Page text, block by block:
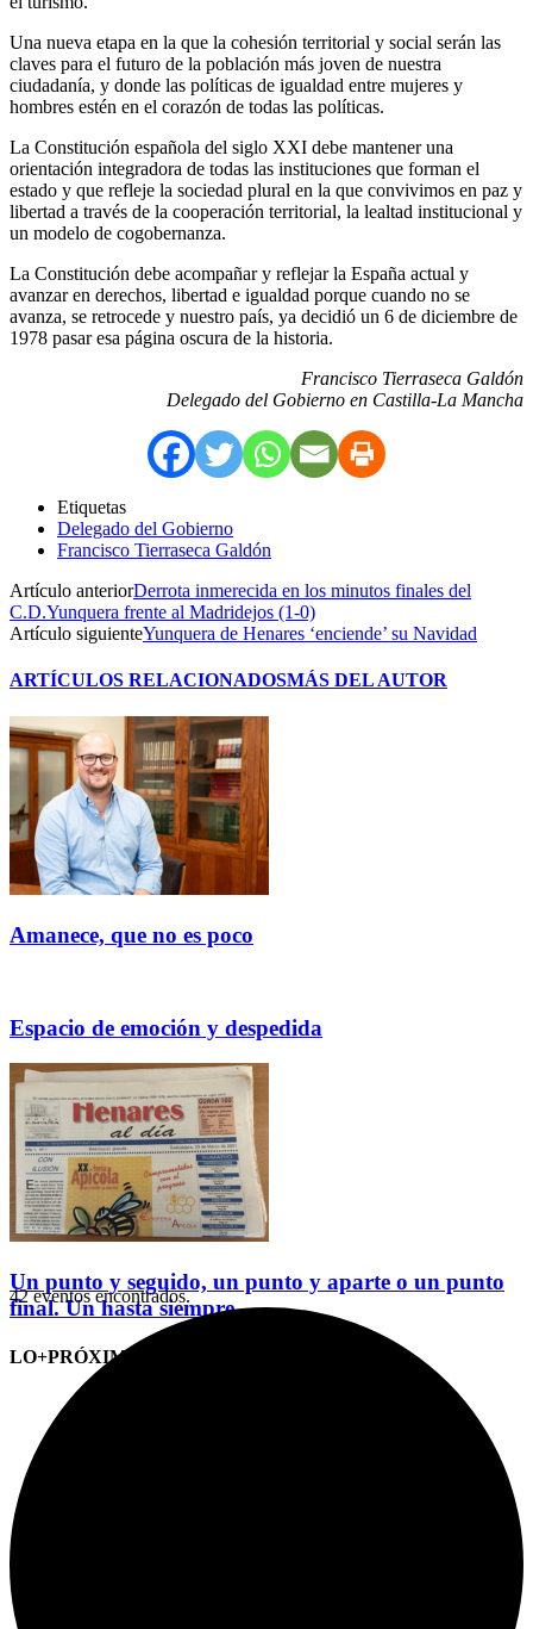
Una nueva etapa en la que la cohesión territorial y social serán las
claves para el futuro de la población más joven de nuestra
ciudadanía, y donde las políticas de igualdad entre mujeres y
hombres estén en el corazón de todas las políticas.
La Constitución española del siglo XXI debe mantener una
orientación integradora de todas las instituciones que forman el
estado y que refleje la sociedad plural en la que convivimos en paz y
libertad a través de la cooperación territorial, la lealtad institucional y
un modelo de cogobernanza.
La Constitución debe acompañar y reflejar la España actual y
avanzar en derechos, libertad e igualdad porque cuando no se
avanza, se retrocede y nuestro país, ya decidió un 6 de diciembre de
1978 pasar esa página oscura de la historia.
Francisco Tierraseca Galdón
Delegado del Gobierno en Castilla-La Mancha
Etiquetas
Delegado del Gobierno
Francisco Tierraseca Galdón
Artículo anteriorDerrota inmerecida en los minutos finales del
C.D.Yunquera frente al Madridejos (1-0)
Artículo siguienteYunquera de Henares ‘enciende’ su Navidad
ARTÍCULOS RELACIONADOSMÁS DEL AUTOR
Amanece, que no es poco
Espacio de emoción y despedida
Un punto y seguido, un punto y aparte o un punto
final. Un hasta siempre
LO+PRÓXIMO (CITAS)
42 eventos encontrados.